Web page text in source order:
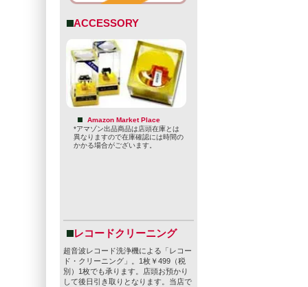
ACCESSORY
Amazon Market Place
*アマゾン出品商品は店頭在庫とは
異なりますので在庫確認には時間の
かかる場合がございます。
レコードクリーニング
超音波レコード洗浄機による「レコー
ド・クリーニング」。1枚￥499（税
別）1枚でも承ります。店頭お預かり
して後日引き取りとなります。当店で